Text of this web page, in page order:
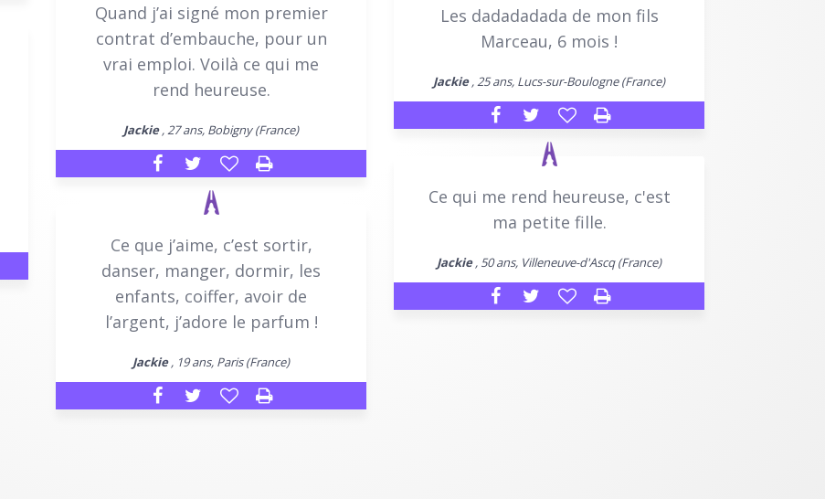
Quand j’ai signé mon premier
contrat d’embauche, pour un
vrai emploi. Voilà ce qui me
rend heureuse.
Jackie, 27 ans, Bobigny (France)
Les dadadadada de mon fils
Marceau, 6 mois !
Jackie, 25 ans, Lucs-sur-Boulogne (France)
Ce qui me rend heureuse, c'est
ma petite fille.
Jackie, 50 ans, Villeneuve-d'Ascq (France)
Ce que j’aime, c’est sortir,
danser, manger, dormir, les
enfants, coiffer, avoir de
l’argent, j’adore le parfum !
Jackie, 19 ans, Paris (France)